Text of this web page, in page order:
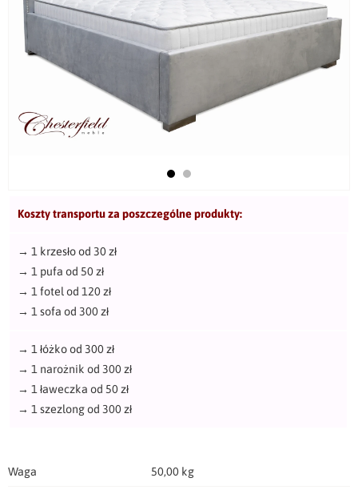
Koszty transportu za poszczególne produkty:
→ 1 krzesło od 30 zł
→ 1 pufa od 50 zł
→ 1 fotel od 120 zł
→ 1 sofa od 300 zł
→ 1 łóżko od 300 zł
→ 1 narożnik od 300 zł
→ 1 ławeczka od 50 zł
→ 1 szezlong od 300 zł
Waga 50,00 kg